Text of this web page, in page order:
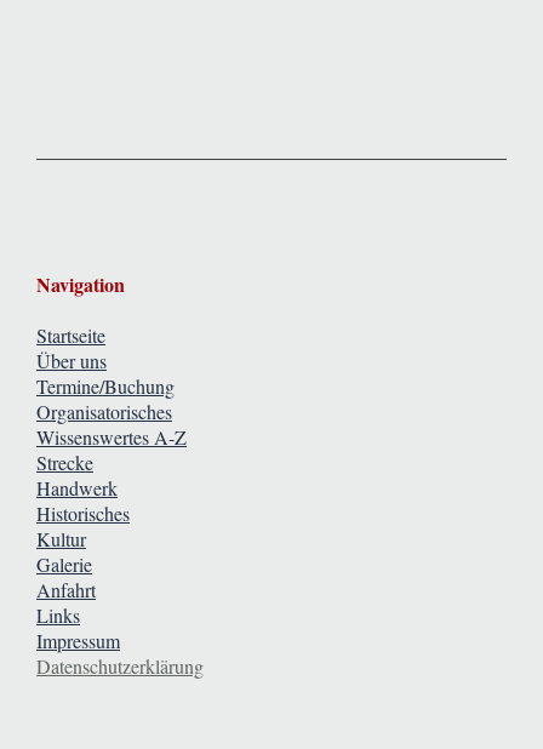
Navigation
Startseite
Über uns
Termine/Buchung
Organisatorisches
Wissenswertes A-Z
Strecke
Handwerk
Historisches
Kultur
Galerie
Anfahrt
Links
Impressum
Datenschutzerklärung